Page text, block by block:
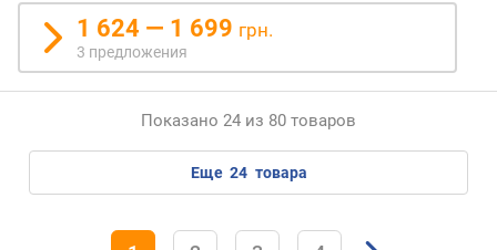
ч
о
к
1 624 — 1 699 грн.
3 предложения
Показано 24 из 80 товаров
еще 24 товара